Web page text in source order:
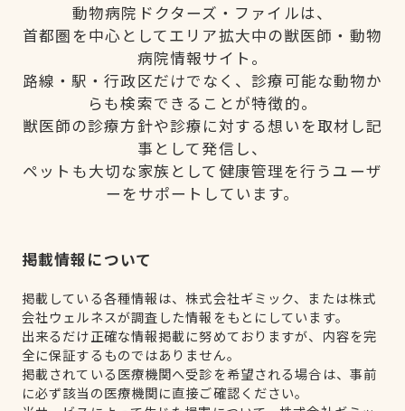
動物病院ドクターズ・ファイルは、
首都圏を中心としてエリア拡大中の獣医師・動物
病院情報サイト。
路線・駅・行政区だけでなく、診療可能な動物か
らも検索できることが特徴的。
獣医師の診療方針や診療に対する想いを取材し記
事として発信し、
ペットも大切な家族として健康管理を行うユーザ
ーをサポートしています。
掲載情報について
掲載している各種情報は、株式会社ギミック、または株式
会社ウェルネスが調査した情報をもとにしています。
出来るだけ正確な情報掲載に努めておりますが、内容を完
全に保証するものではありません。
掲載されている医療機関へ受診を希望される場合は、事前
に必ず該当の医療機関に直接ご確認ください。